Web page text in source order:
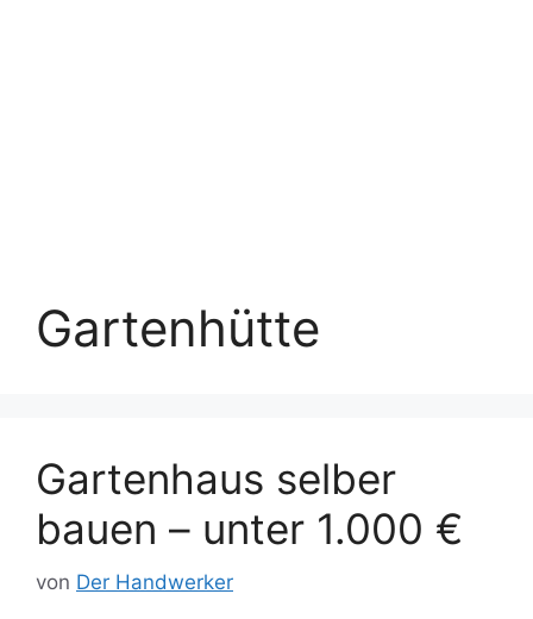
Gartenhütte
Gartenhaus selber
bauen – unter 1.000 €
von Der Handwerker